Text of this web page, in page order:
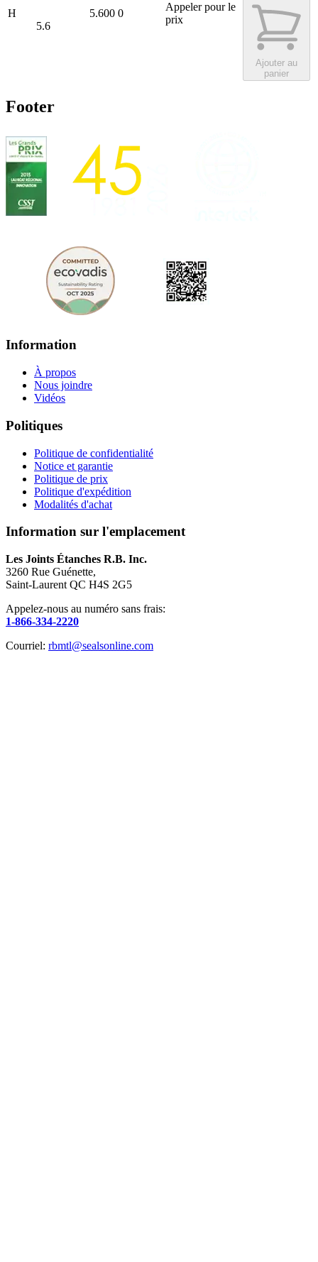
H
5.6
5.600 0
Appeler pour le
prix
Ajouter au
panier
Footer
Information
À propos
Nous joindre
Vidéos
Politiques
Politique de confidentialité
Notice et garantie
Politique de prix
Politique d'expédition
Modalités d'achat
Information sur l'emplacement
Les Joints Étanches R.B. Inc.
3260 Rue Guénette,
Saint-Laurent QC H4S 2G5
Appelez-nous au numéro sans frais:
1-866-334-2220
Courriel: rbmtl@sealsonline.com